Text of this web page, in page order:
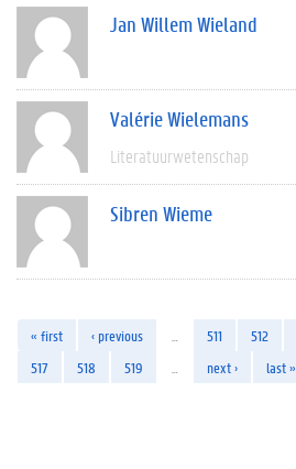
Jan Willem Wieland
Valérie Wielemans
Literatuurwetenschap
Sibren Wieme
« first ‹ previous 511 512
517
518 519 next › last »